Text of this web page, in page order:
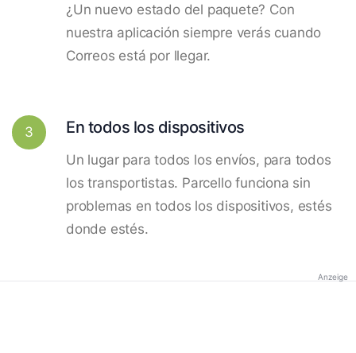
¿Un nuevo estado del paquete? Con
nuestra aplicación siempre verás cuando
Correos está por llegar.
3 En todos los dispositivos
Un lugar para todos los envíos, para todos
los transportistas. Parcello funciona sin
problemas en todos los dispositivos, estés
donde estés.
Anzeige